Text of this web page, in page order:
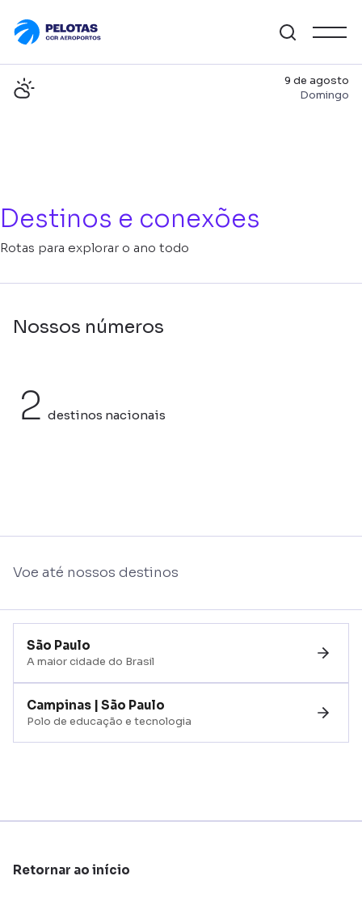
9 de agosto
Domingo
Destinos e conexões
Rotas para explorar o ano todo
Nossos números
2 destinos nacionais
Voe até nossos destinos
São Paulo
A maior cidade do Brasil
Campinas | São Paulo
Polo de educação e tecnologia
Retornar ao início